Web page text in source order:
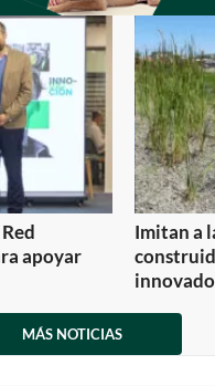
apoyar
Imitan a
MÁS NOTICIAS